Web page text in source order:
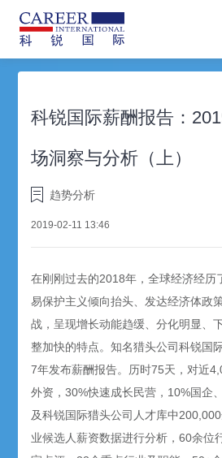
科锐国际薪酬报告：
场洞察与分析（上）
趋势分析
2019-02-11 13:46
在刚刚过去的2018年，全球经济经历
易保护主义倾向抬头、发达经济体政
战，呈现增长动能趋缓、分化明显、
整加快的特点。知名猎头公司科锐国
7年发布薪酬报告。历时75天，对近
外资，30%快速成长民营，10%国企
及科锐国际猎头公司人才库中
业候选人薪资数据进行分析，60余位